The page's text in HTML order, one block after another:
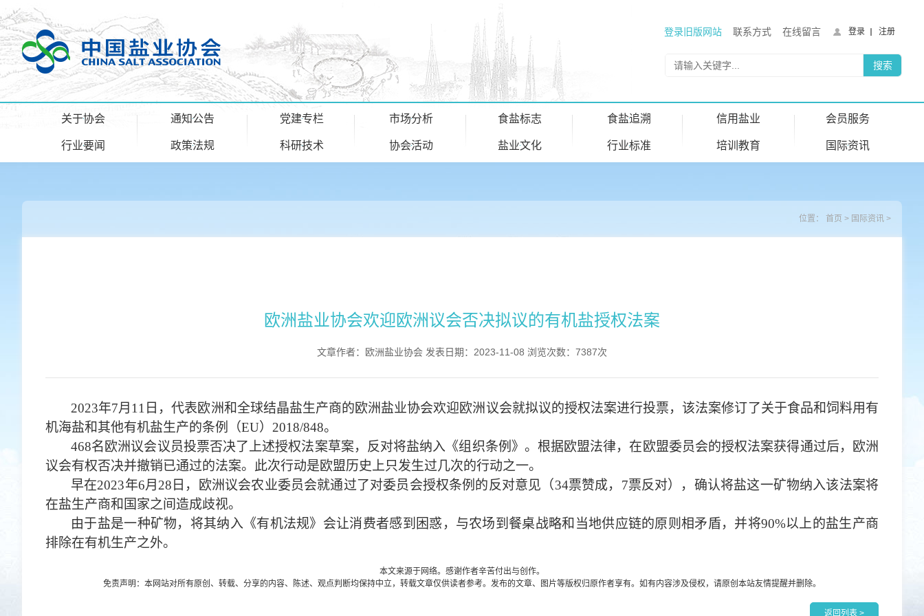
登录旧版网站 联系方式 在线留言 登录 注册
关于协会 通知公告 党建专栏 市场分析 食盐标志 食盐追溯 信用盐业 会员服务
行业要闻 政策法规 科研技术 协会活动 盐业文化 行业标准 培训教育 国际资讯
位置： 首页 > 国际资讯 >
欧洲盐业协会欢迎欧洲议会否决拟议的有机盐授权法案
文章作者：欧洲盐业协会 发表日期：2023-11-08 浏览次数：7387次
2023年7月11日，代表欧洲和全球结晶盐生产商的欧洲盐业协会欢迎欧洲议会就拟议的授权法案进行投票，该法案修订了关于食品和饲料用有
机海盐和其他有机盐生产的条例（EU）2018/848。
468名欧洲议会议员投票否决了上述授权法案草案，反对将盐纳入《组织条例》。根据欧盟法律，在欧盟委员会的授权法案获得通过后，欧洲
议会有权否决并撤销已通过的法案。此次行动是欧盟历史上只发生过几次的行动之一。
早在2023年6月28日，欧洲议会农业委员会就通过了对委员会授权条例的反对意见（34票赞成，7票反对），确认将盐这一矿物纳入该法案将
在盐生产商和国家之间造成歧视。
由于盐是一种矿物，将其纳入《有机法规》会让消费者感到困惑，与农场到餐桌战略和当地供应链的原则相矛盾，并将90%以上的盐生产商
排除在有机生产之外。
本文来源于网络。感谢作者辛苦付出与创作。
免责声明：本网站对所有原创、转载、分享的内容、陈述、观点判断均保持中立，转载文章仅供读者参考。发布的文章、图片等版权归原作者享有。如有内容涉及侵权，请原创本站友情提醒并删除。
返回列表 >